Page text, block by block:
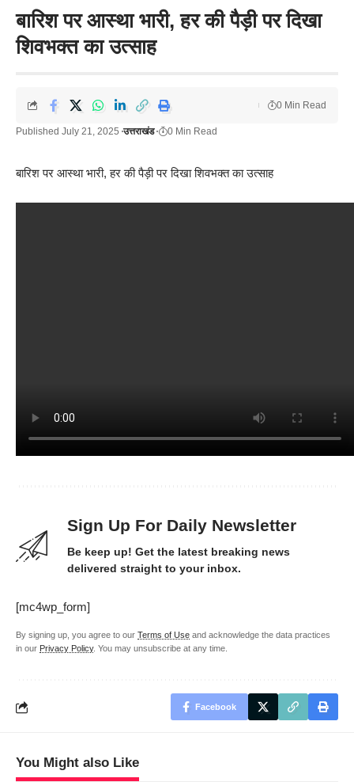
बारिश पर आस्था भारी, हर की पैड़ी पर दिखा
शिवभक्त का उत्साह
Published July 21, 2025 उत्तराखंड 0 Min Read
0 Min Read
बारिश पर आस्था भारी, हर की पैड़ी पर दिखा शिवभक्त का उत्साह
Sign Up For Daily Newsletter
Be keep up! Get the latest breaking news
delivered straight to your inbox.
[mc4wp_form]
By signing up, you agree to our Terms of Use and acknowledge the data practices
in our Privacy Policy. You may unsubscribe at any time.
Facebook
You Might also Like